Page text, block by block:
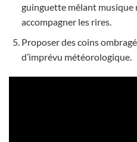
guinguette mêlant
accompagner les rires.
Proposer des coins
d’imprévu météorologique.